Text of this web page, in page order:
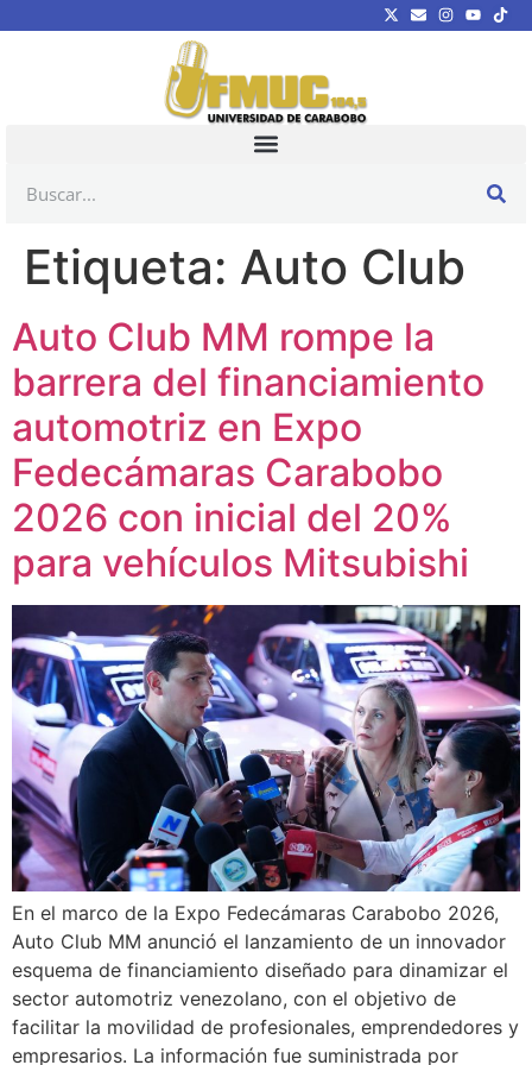
Etiqueta: Auto Club
Auto Club MM rompe la
barrera del financiamiento
automotriz en Expo
Fedecámaras Carabobo
2026 con inicial del 20%
para vehículos Mitsubishi
En el marco de la Expo Fedecámaras Carabobo 2026,
Auto Club MM anunció el lanzamiento de un innovador
esquema de financiamiento diseñado para dinamizar el
sector automotriz venezolano, con el objetivo de
facilitar la movilidad de profesionales, emprendedores y
empresarios. La información fue suministrada por